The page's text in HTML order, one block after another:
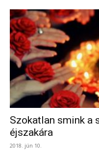
Szokatlan smink a
éjszakára
2018. jún 10.